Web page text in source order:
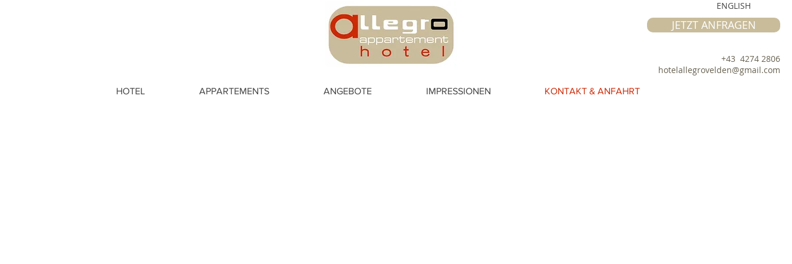
JETZT ANFRAGEN
+43 4274 2806
hotelallegrovelden@gmail.com
ENGLISH
HOTEL APPARTEMENTS ANGEBOTE IMPRESSIONEN KONTAKT & ANFAHRT